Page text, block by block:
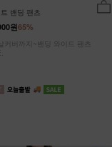
밴딩 팬츠
65%
원
커버까지~밴딩 와이드 팬츠